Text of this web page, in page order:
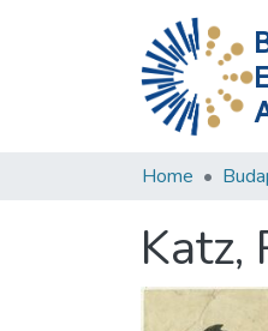
Home
Katz,